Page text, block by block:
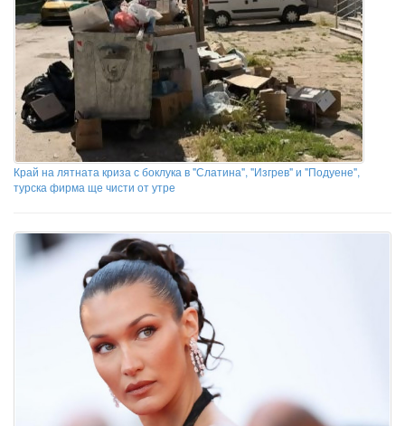
Край на лятната криза с боклука в "Слатина", "Изгрев" и "Подуене",
турска фирма ще чисти от утре